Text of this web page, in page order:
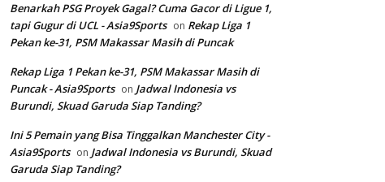
Benarkah PSG Proyek Gagal? Cuma Gacor di Ligue 1,
tapi Gugur di UCL - Asia9Sports on Rekap Liga 1
Pekan ke-31, PSM Makassar Masih di Puncak
Rekap Liga 1 Pekan ke-31, PSM Makassar Masih di
Puncak - Asia9Sports on Jadwal Indonesia vs
Burundi, Skuad Garuda Siap Tanding?
Ini 5 Pemain yang Bisa Tinggalkan Manchester City -
Asia9Sports on Jadwal Indonesia vs Burundi, Skuad
Garuda Siap Tanding?